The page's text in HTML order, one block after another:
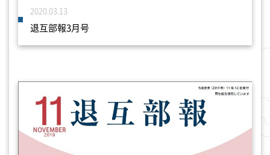
2020.03.13
退互部報3月号